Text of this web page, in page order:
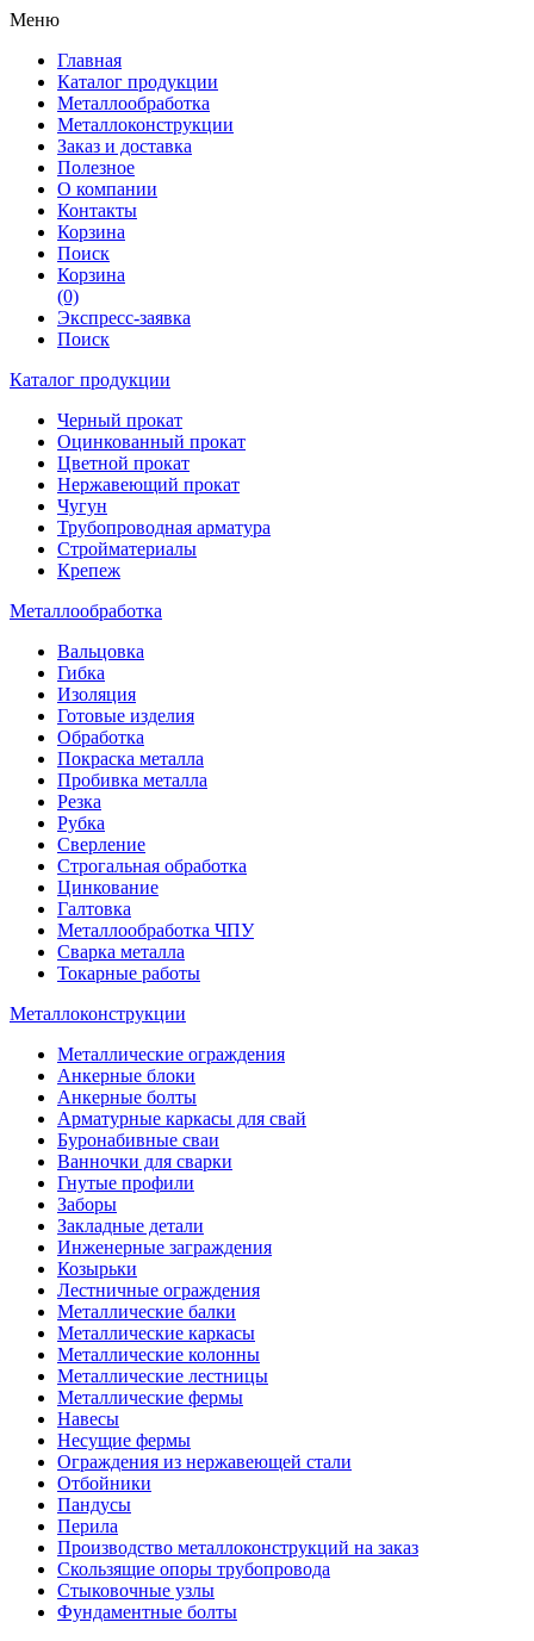
Меню
Главная
Каталог продукции
Металлообработка
Металлоконструкции
Заказ и доставка
Полезное
О компании
Контакты
Корзина
Поиск
Корзина
(0)
Экспресс-заявка
Поиск
Каталог продукции
Черный прокат
Оцинкованный прокат
Цветной прокат
Нержавеющий прокат
Чугун
Трубопроводная арматура
Стройматериалы
Крепеж
Металлообработка
Вальцовка
Гибка
Изоляция
Готовые изделия
Обработка
Покраска металла
Пробивка металла
Резка
Рубка
Сверление
Строгальная обработка
Цинкование
Галтовка
Металлообработка ЧПУ
Сварка металла
Токарные работы
Металлоконструкции
Металлические ограждения
Анкерные блоки
Анкерные болты
Арматурные каркасы для свай
Буронабивные сваи
Ванночки для сварки
Гнутые профили
Заборы
Закладные детали
Инженерные заграждения
Козырьки
Лестничные ограждения
Металлические балки
Металлические каркасы
Металлические колонны
Металлические лестницы
Металлические фермы
Навесы
Несущие фермы
Ограждения из нержавеющей стали
Отбойники
Пандусы
Перила
Производство металлоконструкций на заказ
Скользящие опоры трубопровода
Стыковочные узлы
Фундаментные болты